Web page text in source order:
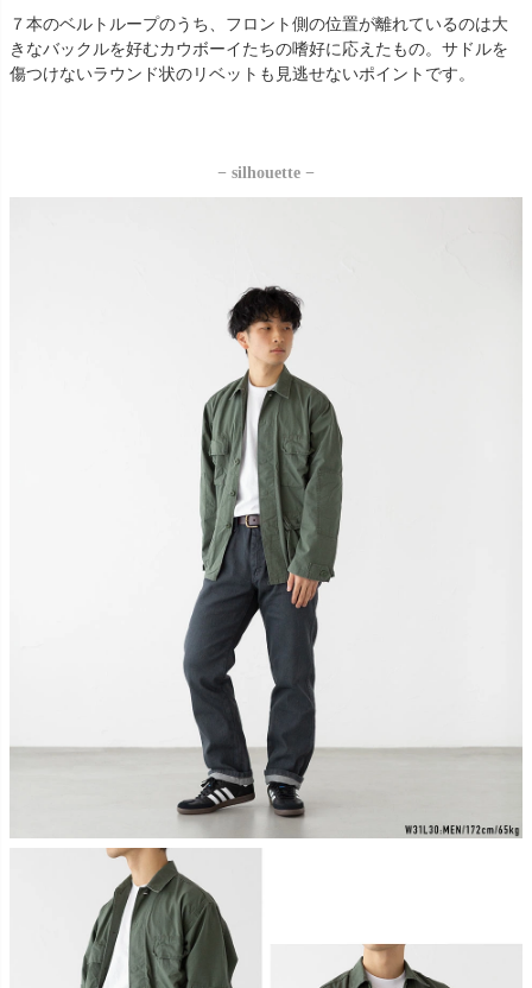
７本のベルトループのうち、フロント側の位置が離れているのは大
きなバックルを好むカウボーイたちの嗜好に応えたもの。サドルを
傷つけないラウンド状のリベットも見逃せないポイントです。
− silhouette −